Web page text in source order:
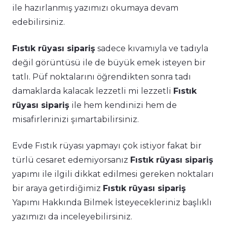
ile hazırlanmış yazımızı okumaya devam
edebilirsiniz.
Fıstık rüyası sipariş sadece kıvamıyla ve tadıyla
değil görüntüsü ile de büyük emek isteyen bir
tatlı. Püf noktalarını öğrendikten sonra tadı
damaklarda kalacak lezzetli mi lezzetli Fıstık
rüyası sipariş ile hem kendinizi hem de
misafirlerinizi şımartabilirsiniz.
Evde Fıstık rüyası yapmayı çok istiyor fakat bir
türlü cesaret edemiyorsanız Fıstık rüyası sipariş
yapımı ile ilgili dikkat edilmesi gereken noktaları
bir araya getirdiğimiz Fıstık rüyası sipariş
Yapımı Hakkında Bilmek İsteyecekleriniz başlıklı
yazımızı da inceleyebilirsiniz.